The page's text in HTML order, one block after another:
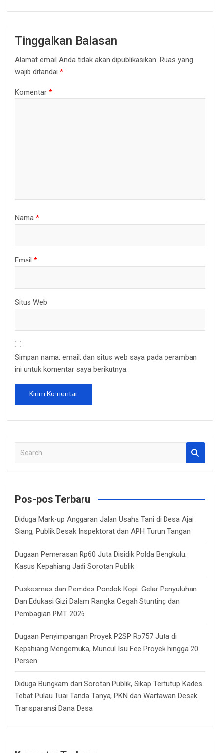
Tinggalkan Balasan
Alamat email Anda tidak akan dipublikasikan. Ruas yang
wajib ditandai *
Komentar *
Nama *
Email *
Situs Web
Simpan nama, email, dan situs web saya pada peramban
ini untuk komentar saya berikutnya.
a
c
Pos-pos Terbaru
Diduga Mark-up Anggaran Jalan Usaha Tani di Desa Ajai
Siang, Publik Desak Inspektorat dan APH Turun Tangan
Dugaan Pemerasan Rp60 Juta Disidik Polda Bengkulu,
Kasus Kepahiang Jadi Sorotan Publik
Puskesmas dan Pemdes Pondok Kopi Gelar Penyuluhan
Dan Edukasi Gizi Dalam Rangka Cegah Stunting dan
Pembagian PMT 2026
Dugaan Penyimpangan Proyek P2SP Rp757 Juta di
Kepahiang Mengemuka, Muncul Isu Fee Proyek hingga 20
Persen
Diduga Bungkam dari Sorotan Publik, Sikap Tertutup Kades
Tebat Pulau Tuai Tanda Tanya, PKN dan Wartawan Desak
Transparansi Dana Desa